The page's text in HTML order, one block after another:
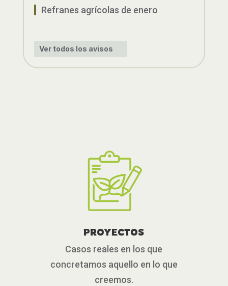
Refranes agrícolas de enero
Ver todos los avisos
PROYECTOS
Casos reales en los que
concretamos aquello en lo que
creemos.